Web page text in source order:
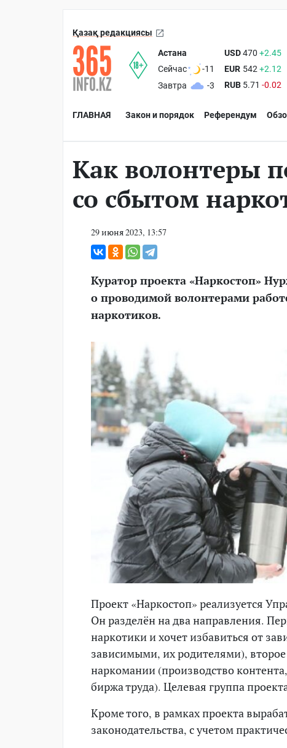
Қазақ редакциясы
Астана
Сейчас
-11
Завтра
-3
USD470 +2.45
EUR 542 +2.12
RUB 5.71 -0.02
ГЛАВНАЯ Закон и порядок Референдум
Как волонтеры
со сбытом
29 июня 2023, 13:57
Куратор проекта «Наркостоп»
о проводимой волонтерами
наркотиков.
Проект «Наркостоп» реализуется
Он разделён на два направления.
наркотики и хочет избавиться от
зависимыми, их родителями),
наркомании (производство
биржа труда). Целевая группа
Кроме того, в рамках проекта
законодательства, с учетом